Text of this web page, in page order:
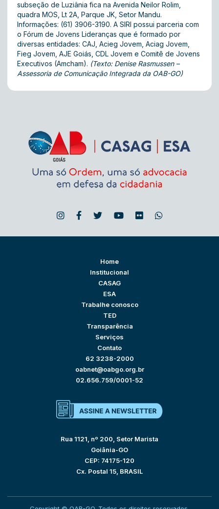
subseção de Luziânia fica na Avenida Neilor Rolim,
quadra MOS, Lt 2A, Parque JK, Setor Mandu.
Informações: (61) 3906-3190. A SIRI possui parceria com
o Fórum de Jovens Lideranças que é formado por
diversas entidades: CAJ, Acieg Jovem, Aciag Jovem,
Fieg Jovem, AJE Goiás, CDL Jovem e Comitê de Jovens
Executivos (Amcham). (Texto: Denise Rasmussen –
Assessoria de Comunicação Integrada da OAB-GO)
Home
Institucional
CASAG
ESA
Trabalhe conosco
TED
Transparência
Serviços
Contato
62 3238-2000
oabnet@oabgo.org.br
02.656.759/0001-52
Rua 1121, nº 200, Setor Marista
Goiânia-GO
CEP: 74175-120
Cx. Postal 15, BRASIL